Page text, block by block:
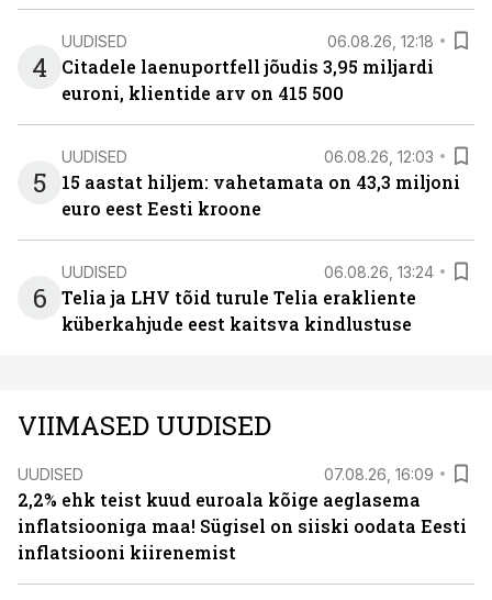
4
UUDISED 06.08.26, 12:18
Citadele laenuportfell jõudis 3,95 miljardi
euroni, klientide arv on 415 500
5
UUDISED 06.08.26, 12:03
15 aastat hiljem: vahetamata on 43,3 miljoni
euro eest Eesti kroone
6
UUDISED 06.08.26, 13:24
Telia ja LHV tõid turule Telia erakliente
küberkahjude eest kaitsva kindlustuse
VIIMASED UUDISED
UUDISED 07.08.26, 16:09
2,2% ehk teist kuud euroala kõige aeglasema
inflatsiooniga maa! Sügisel on siiski oodata Eesti
inflatsiooni kiirenemist